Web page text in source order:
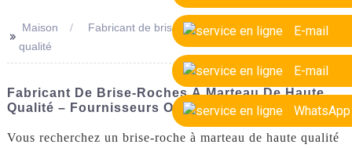
E-mail
E-mail
WhatsApp
>>
Maison
Fabricant de brise-roches à marteau de haute
qualité
Fabricant De Brise-Roches À Marteau De Haute
Qualité – Fournisseurs OEM Et Usine
Vous recherchez un brise-roche à marteau de haute qualité